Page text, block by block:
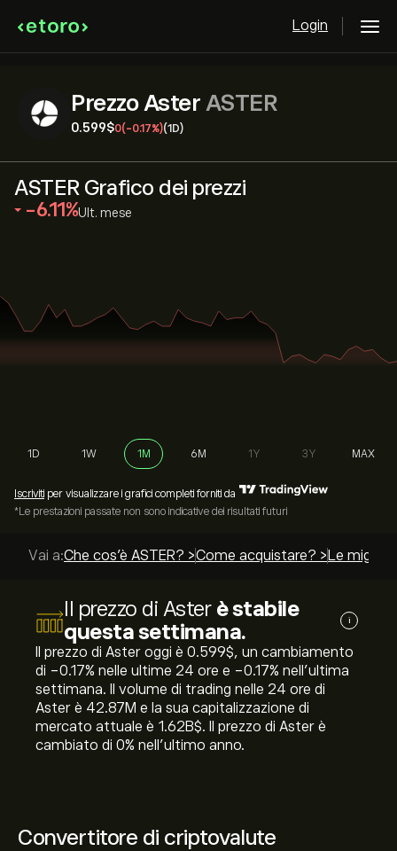
Login
Prezzo Aster ASTER
0.599‎$‎0(-0.17%)(1D)
Convertitore di criptovalute
ASTER Grafico dei prezzi
‎-6.11‎ Ult. mese
1D 1W 1M 6M 1Y 3Y MAX
Iscriviti per visualizzare i grafici completi forniti da
*Le prestazioni passate non sono indicative dei risultati futuri
Vai a:Che cos'è ASTER? >Come acquistare? > Le migliori
Il prezzo di Aster è stabile
questa settimana.
i
Il prezzo di Aster oggi è 0.599‎$‎, un cambiamento
di ‎-0.17‎% nelle ultime 24 ore e ‎-0.17‎% nell'ultima
settimana. Il volume di trading nelle 24 ore di
Aster è 42.87M e la sua capitalizzazione di
mercato attuale è 1.62B‎$‎. Il prezzo di Aster è
cambiato di ‎0‎% nell'ultimo anno.